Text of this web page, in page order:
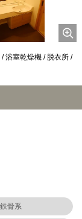
浴室乾燥機 / 脱衣所 /
鉄骨系